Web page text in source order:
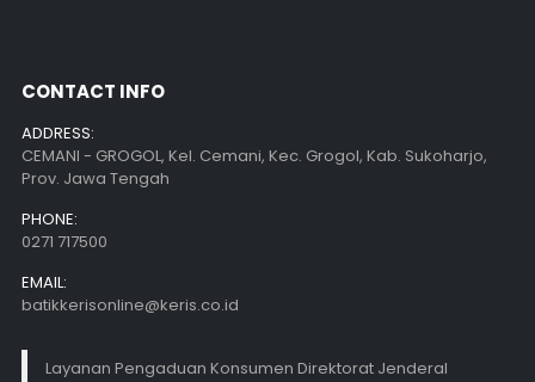
CONTACT INFO
ADDRESS:
CEMANI - GROGOL, Kel. Cemani, Kec. Grogol, Kab. Sukoharjo,
Prov. Jawa Tengah
PHONE:
0271 717500
EMAIL:
batikkerisonline@keris.co.id
Layanan Pengaduan Konsumen Direktorat Jenderal